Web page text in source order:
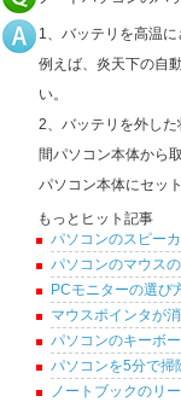
1、バッテリを高温に
例えば、炎天下の自
い。
2、バッテリを外し
間パソコン本体から
パソコン本体にセッ
もっとヒット記事
パソコンのスピー
パソコンのマウス
PCモニターの選び
マウスポインタが
パソコンのキーボ
パソコンを5分で掃
ノートブックのリ